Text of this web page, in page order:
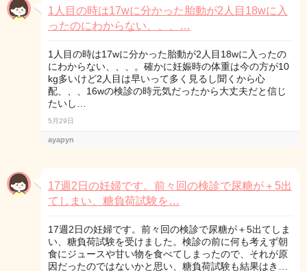
1人目の時は17wに分かった胎動が2人目18wに入
ったのにわからない、、、…
1人目の時は17wに分かった胎動が2人目18wに入ったの
にわからない、、、。確かに妊娠時の体重は今の方が10
kg多いけど2人目は早いって多く見るし聞くから心
配、、、16wの検診の時元気だったから大丈夫だと信じ
たいし…
5月29日
ayapyn
17週2日の妊婦です。前々回の検診で尿糖が＋5出
てしまい、糖負荷試験を…
17週2日の妊婦です。前々回の検診で尿糖が＋5出てしま
い、糖負荷試験を受けました。検診の前に何も考えず朝
食にジュースや甘い物を食べてしまったので、それが原
因だったのではないかと思い、糖負荷試験も結果はき…